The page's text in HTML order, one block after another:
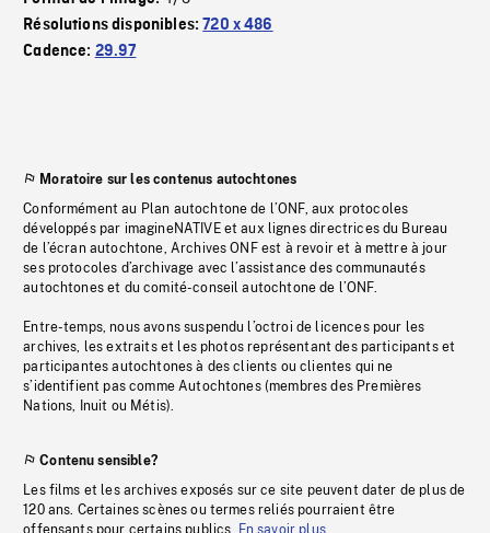
Résolutions disponibles:720 x 486
Cadence: 29.97
Moratoire sur les contenus autochtones
Conformément au Plan autochtone de l’ONF, aux protocoles
développés par imagineNATIVE et aux lignes directrices du Bureau
de l’écran autochtone, Archives ONF est à revoir et à mettre à jour
ses protocoles d’archivage avec l’assistance des communautés
autochtones et du comité-conseil autochtone de l’ONF.
Entre-temps, nous avons suspendu l’octroi de licences pour les
archives, les extraits et les photos représentant des participants et
participantes autochtones à des clients ou clientes qui ne
s’identifient pas comme Autochtones (membres des Premières
Nations, Inuit ou Métis).
Contenu sensible?
Les films et les archives exposés sur ce site peuvent dater de plus de
120 ans. Certaines scènes ou termes reliés pourraient être
offensants pour certains publics.
En savoir plus